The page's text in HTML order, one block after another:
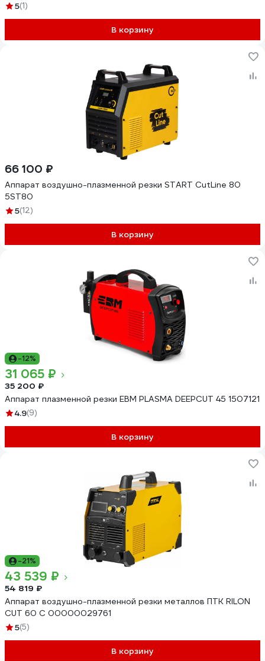
5(1)
В корзину
66 100 ₽
Аппарат воздушно-плазменной резки START CutLine 80
5ST80
5(12)
В корзину
-12%
31 065 ₽
35 200 ₽
Аппарат плазменной резки ЕВМ PLASMA DEEPCUT 45 1507121
4.9(9)
В корзину
-21%
43 539 ₽
54 819 ₽
Аппарат воздушно-плазменной резки металлов ПТК RILON
CUT 60 С 00000029761
5(5)
В корзину